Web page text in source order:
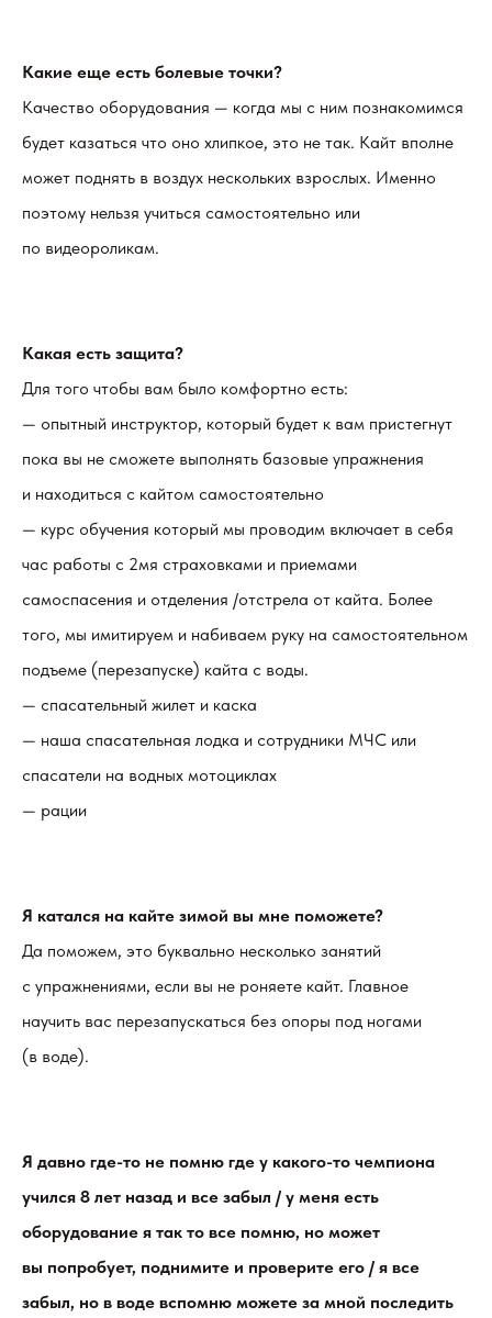
Какие еще есть болевые точки?
Качество оборудования — когда мы с ним познакомимся
будет казаться что оно хлипкое, это не так. Кайт вполне
может поднять в воздух нескольких взрослых. Именно
поэтому нельзя учиться самостоятельно или
по видеороликам.
Какая есть защита?
Для того чтобы вам было комфортно есть:
— опытный инструктор, который будет к вам пристегнут
пока вы не сможете выполнять базовые упражнения
и находиться с кайтом самостоятельно
— курс обучения который мы проводим включает в себя
час работы с 2мя страховками и приемами
самоспасения и отделения /отстрела от кайта. Более
того, мы имитируем и набиваем руку на самостоятельном
подъеме (перезапуске) кайта с воды.
— спасательный жилет и каска
— наша спасательная лодка и сотрудники МЧС или
спасатели на водных мотоциклах
— рации
Я катался на кайте зимой вы мне поможете?
Да поможем, это буквально несколько занятий
с упражнениями, если вы не роняете кайт. Главное
научить вас перезапускаться без опоры под ногами
(в воде).
Я давно где-то не помню где у какого-то чемпиона
учился 8 лет назад и все забыл / у меня есть
оборудование я так то все помню, но может
вы попробует, поднимите и проверите его / я все
забыл, но в воде вспомню можете за мной последить